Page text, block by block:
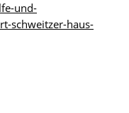
und-
schweitzer-haus-